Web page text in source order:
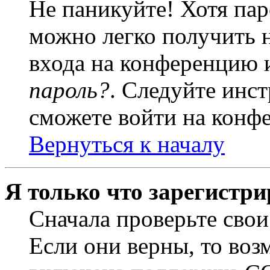
Не паникуйте! Хотя
можно легко получить
входа на
пароль?. Следуйте
сможете войти на
Вернуться к началу
Я только что
Сначала проверьте
Если они верны, то